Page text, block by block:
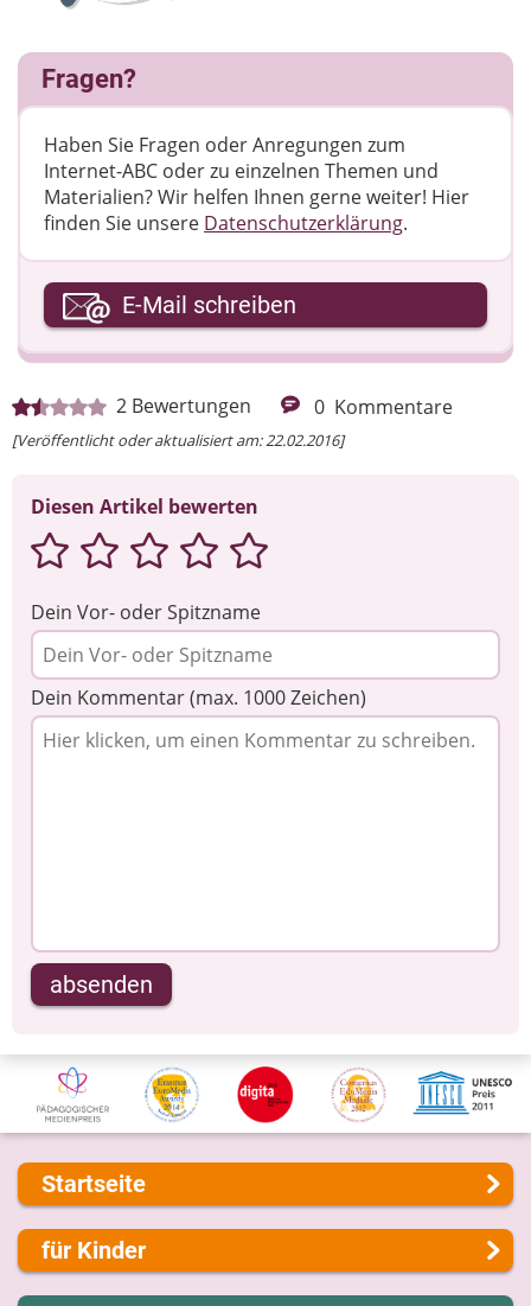
2 Bewertungen 0 Kommentare
[Veröffentlicht oder aktualisiert am: 22.02.2016]
Diesen Artikel bewerten
Dein Vor- oder Spitzname
Dein Kommentar (max. 1000 Zeichen)
absenden
Fragen?
Haben Sie Fragen oder Anregungen zum
Internet-ABC oder zu einzelnen Themen und
Materialien? Wir helfen Ihnen gerne weiter! ​Hier
finden Sie unsere Datenschutzerklärung.
Ihre E-Mail-Adresse
Ihre Nachricht
E-Mail schreiben
Startseite
Über uns
Presse
Kontakt
für Kinder